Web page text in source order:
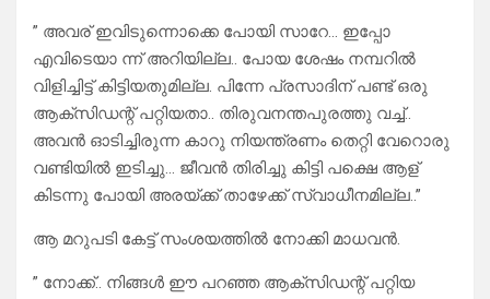
” അവര് ഇവിടുന്നൊക്കെ പോയി സാറേ… ഇപ്പോ
എവിടെയാ ന്ന് അറിയില്ല.. പോയ ശേഷം നമ്പറിൽ
വിളിച്ചിട്ട് കിട്ടിയതുമില്ല. പിന്നേ പ്രസാദിന് പണ്ട് ഒരു
ആക്‌സിഡന്റ് പറ്റിയതാ.. തിരുവനന്തപുരത്തു വച്ച്..
അവൻ ഓടിച്ചിരുന്ന കാറു നിയന്ത്രണം തെറ്റി വേറൊരു
വണ്ടിയിൽ ഇടിച്ചു… ജീവൻ തിരിച്ചു കിട്ടി പക്ഷെ ആള്
കിടന്നു പോയി അരയ്ക്ക് താഴേക്ക് സ്വാധീനമില്ല..”
ആ മറുപടി കേട്ട് സംശയത്തിൽ നോക്കി മാധവൻ.
” നോക്ക്.. നിങ്ങൾ ഈ പറഞ്ഞ ആക്‌സിഡന്റ് പറ്റിയ